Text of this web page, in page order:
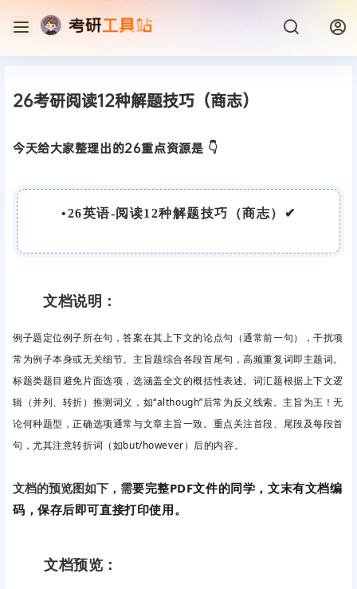
26考研阅读12种解题技巧（商志）
今天给大家整理出的26重点资源是 👇
•26英语-阅读12种解题技巧（商志） ✔
文档说明：
例子题定位例子所在句，答案在其上下文的论点句（通常前一句），干扰项
常为例子本身或无关细节。主旨题综合各段首尾句，高频重复词即主题词。
标题类题目避免片面选项，选涵盖全文的概括性表述。词汇题根据上下文逻
辑（并列、转折）推测词义，如“although”后常为反义线索。主旨为王！无
论何种题型，正确选项通常与文章主旨一致。重点关注首段、尾段及每段首
句，尤其注意转折词（如but/however）后的内容。
文档的预览图如下，需要完整PDF文件的同学，文末有文档编
码，保存后即可直接打印使用。
文档预览：